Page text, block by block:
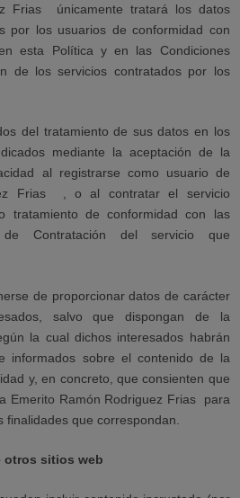
Frias
únicamente tratará los datos
por los usuarios de conformidad con
esta Política y en las Condiciones
de los servicios contratados por los
del tratamiento de sus datos en los
mediante la aceptación de la
al registrarse como usuario de
Frias
, o al contratar el servicio
tratamiento de conformidad con las
de Contratación del servicio que
de proporcionar datos de carácter
salvo que dispongan de la
la cual dichos interesados habrán
informados sobre el contenido de la
y, en concreto, que consienten que
Emerito Ramón Rodriguez Frias
para
que correspondan.
otros sitios web